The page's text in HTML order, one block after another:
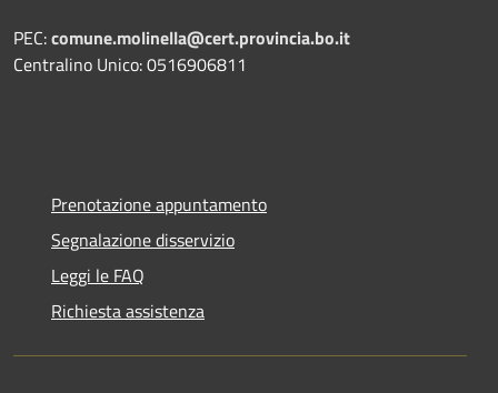
PEC:comune.molinella@cert.provincia.bo.it
Centralino Unico: 0516906811
Prenotazione appuntamento
Segnalazione disservizio
Leggi le FAQ
Richiesta assistenza